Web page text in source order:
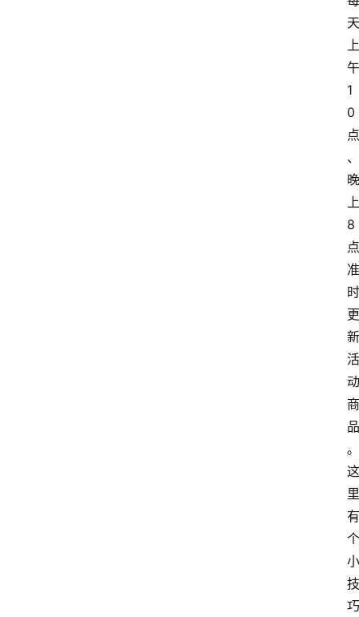
天
上
午
1
0
点
、
晚
上
8
点
准
时
更
新
活
动
商
品
。
这
里
有
个
小
技
巧